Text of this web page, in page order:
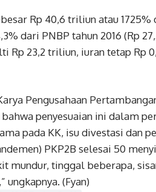
Rp 40,6 triliun atau
dari PNBP tahun 2016 (Rp
Rp 23,2 triliun, iuran tetap Rp
Pengusahaan
penyesuaian ini dalam
pada KK, isu divestasi dan
PKP2B selesai 50
mundur, tinggal beberapa,
ungkapnya. (Fyan)